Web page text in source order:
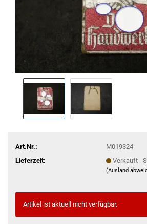
Art.Nr.:
M019324
Lieferzeit:
Verkauft -
(Ausland
Artikel ist aktuell nicht verfügbar.